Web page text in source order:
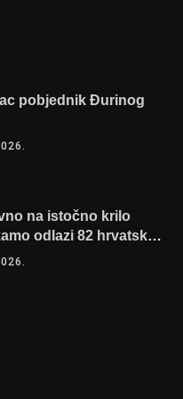
pobjednik Đurinog
na istočno krilo
odlazi 82 hrvatska